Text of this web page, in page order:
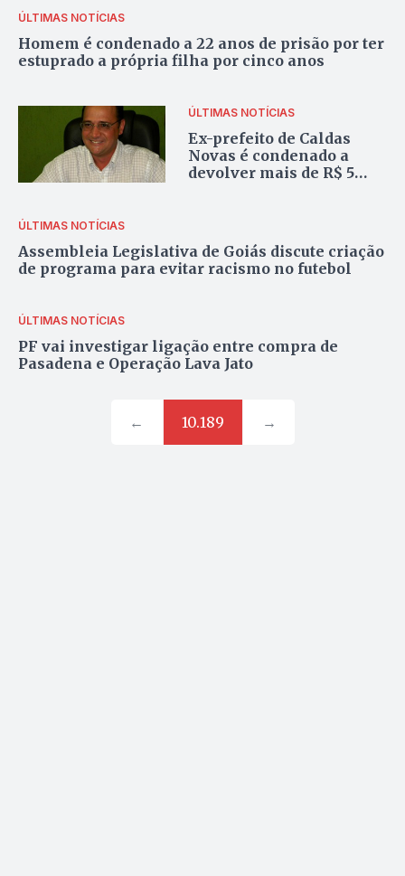
ÚLTIMAS NOTÍCIAS
Homem é condenado a 22 anos de prisão por ter
estuprado a própria filha por cinco anos
ÚLTIMAS NOTÍCIAS
Ex-prefeito de Caldas
Novas é condenado a
devolver mais de R$ 5
ÚLTIMAS NOTÍCIAS
Assembleia Legislativa de Goiás discute criação
de programa para evitar racismo no futebol
ÚLTIMAS NOTÍCIAS
PF vai investigar ligação entre compra de
Pasadena e Operação Lava Jato
← 10.189 →